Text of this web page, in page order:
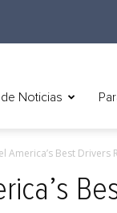
Noticias
America’s Best Drivers